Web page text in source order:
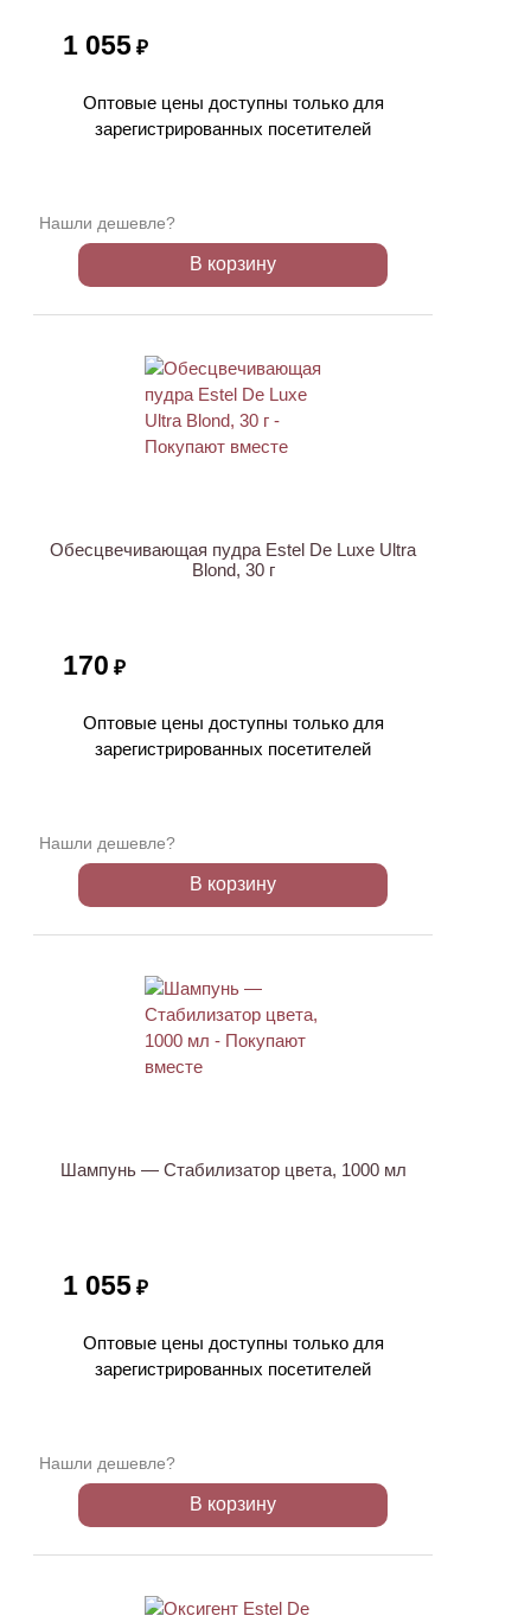
1 055 ₽
Оптовые цены доступны только для
зарегистрированных посетителей
Нашли дешевле?
В корзину
Обесцвечивающая пудра Estel De Luxe Ultra
Blond, 30 г
170 ₽
Оптовые цены доступны только для
зарегистрированных посетителей
Нашли дешевле?
В корзину
Шампунь — Стабилизатор цвета, 1000 мл
1 055 ₽
Оптовые цены доступны только для
зарегистрированных посетителей
Нашли дешевле?
В корзину